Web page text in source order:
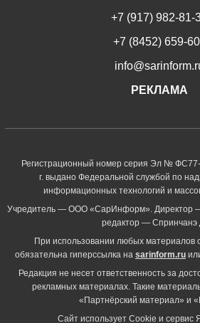
+7 (917) 982-81-
+7 (8452) 659-
РЕКЛАМА
Регистрационный номер серия Эл №
г. выдано Федеральной службой по
информационных технологий и
Учредитель — ООО «СарИнформ». Директор
редактор — Спринчанэ
При использовании любых
обязательна гиперссылка на sarinform.ru
Редакция не несет ответственность за
рекламных материалах. Такие
«Партнёрский материал» и
Сайт использует Cookie и сервиc